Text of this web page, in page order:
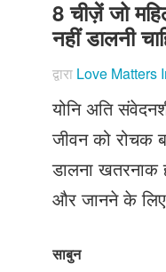
8 चीज़ें जो
नहीं डालनी
द्वारा Love Matters
योनि अति
जीवन को रोचक
डालना खतरनाक
और जानने के लिए
साबुन